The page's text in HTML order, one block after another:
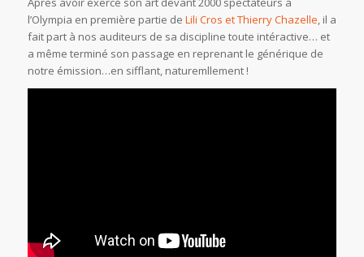
l’Olympia en première partie de Lili Cros et Thierry Chazelle, il a
fait part à nos auditeurs de sa discipline toute intéractive… et
a même terminé son passage en reprenant le générique de
notre émission…en sifflant, naturemllement !